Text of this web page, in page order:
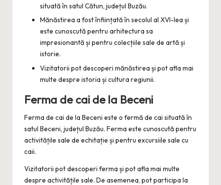
situată în satul Cătun, județul Buzău.
Mănăstirea a fost înființată în secolul al XVI-lea și
este cunoscută pentru arhitectura sa
impresionantă și pentru colecțiile sale de artă și
istorie.
Vizitatorii pot descoperi mănăstirea și pot afla mai
multe despre istoria și cultura regiunii.
Ferma de cai de la Beceni
Ferma de cai de la Beceni este o fermă de cai situată în
satul Beceni, județul Buzău. Ferma este cunoscută pentru
activitățile sale de echitație și pentru excursiile sale cu
caii.
Vizitatorii pot descoperi ferma și pot afla mai multe
despre activitățile sale. De asemenea, pot participa la